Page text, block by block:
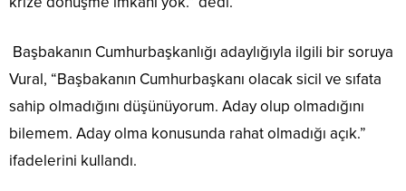
Başbakanın Cumhurbaşkanlığı adaylığıyla ilgili bir soruya
Vural, “Başbakanın Cumhurbaşkanı olacak sicil ve sıfata
sahip olmadığını düşünüyorum. Aday olup olmadığını
bilemem. Aday olma konusunda rahat olmadığı açık.”
ifadelerini kullandı.